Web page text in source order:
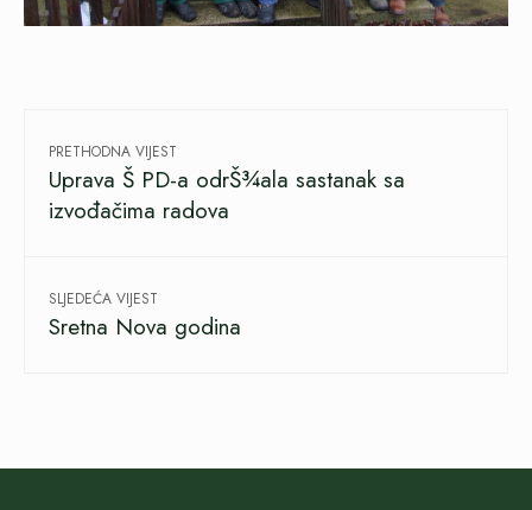
PRETHODNA VIJEST
Uprava Š PD-a odrŠ¾ala sastanak sa
izvođačima radova
SLJEDEĆA VIJEST
Sretna Nova godina